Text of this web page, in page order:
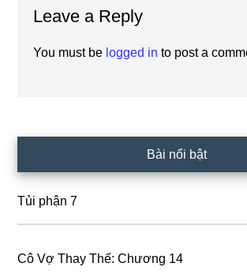
Interactions
Leave a Reply
You must be logged in to post a
Sidebar
Bài nổi bật
Tủi phận 7
Cô Vợ Thay Thế: Chương 14